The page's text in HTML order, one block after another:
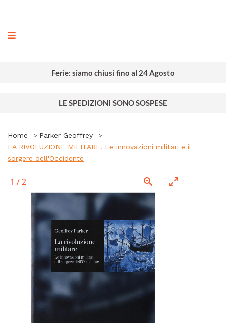
Ferie: siamo chiusi fino al 24 Agosto
LE SPEDIZIONI SONO SOSPESE
Home
Parker Geoffrey
LA RIVOLUZIONE MILITARE. Le innovazioni militari e il
sorgere dell'Occidente
1 /2